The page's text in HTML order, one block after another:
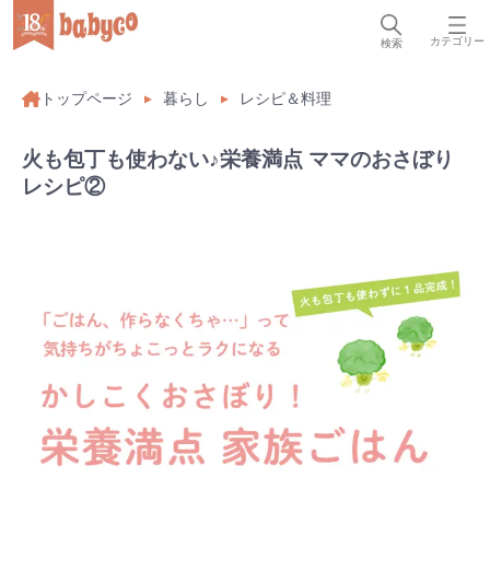
検索 カテゴリー
トップページ 暮らし レシピ＆料理
火も包丁も使わない♪栄養満点 ママのおさぼり
レシピ②